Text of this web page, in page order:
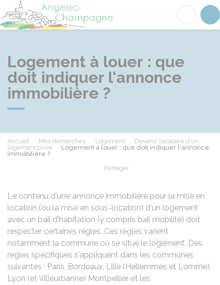
Angeac-Champagne
Logement à louer : que
doit indiquer l'annonce
immobilière ?
Accueil Mes démarches Logement
Devenir locataire d'un
logement privé
Logement à louer : que doit indiquer l'annonce
immobilière ?
Partager
Le contenu d'une annonce immobilière pour la mise en
location (ou la mise en sous-location) d'un logement
avec un bail d'habitation (y compris bail mobilité) doit
respecter certaines règles. Ces règles varient
notamment la commune où se situe le logement. Des
règles spécifiques s'appliquent dans les communes
suivantes : Paris, Bordeaux, Lille (Hellemmes et Lomme),
Lyon (et Villeurbanne) Montpellier et les